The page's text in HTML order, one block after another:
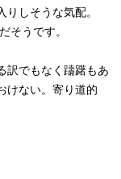
しそうな気配。
そうです。
訳でもなく躊躇もあ
けない。寄り道的